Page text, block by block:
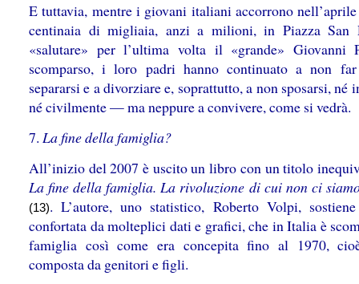
E tuttavia, mentre i giovani italiani accorrono
centinaia di migliaia, anzi a milioni, in Piazza San
«salutare» per l’ultima volta il «grande» Giovanni
scomparso, i loro padri hanno continuato a non
separarsi e a divorziare e, soprattutto, a non sposarsi, né
né civilmente — ma neppure a convivere, come si vedrà.
7. La fine della famiglia?
All’inizio del 2007 è uscito un libro con un titolo
La fine della famiglia. La rivoluzione di cui non ci
(13). L’autore, uno statistico, Roberto Volpi,
confortata da molteplici dati e grafici, che in Italia è
famiglia così come era concepita fino al 1970,
composta da genitori e figli.